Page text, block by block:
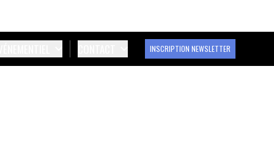
INSCRIPTION NEWSLETTER